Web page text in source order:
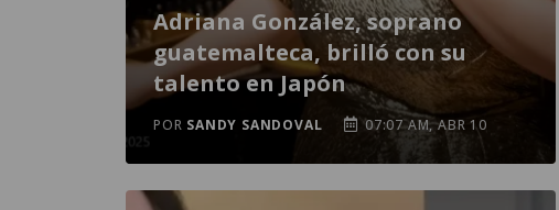
Adriana González, soprano
guatemalteca, brilló con su
talento en Japón
POR SANDY SANDOVAL 07:07 AM, ABR 10